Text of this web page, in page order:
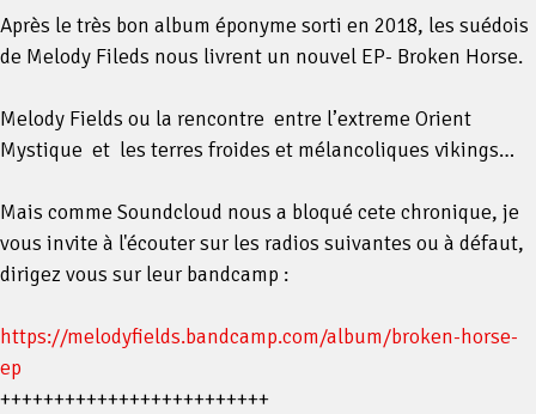
Après le très bon album éponyme sorti en 2018, les suédois
de Melody Fileds nous livrent un nouvel EP- Broken Horse.
Melody Fields ou la rencontre entre l’extreme Orient
Mystique et les terres froides et mélancoliques vikings…
Mais comme Soundcloud nous a bloqué cete chronique, je
vous invite à l'écouter sur les radios suivantes ou à défaut,
dirigez vous sur leur bandcamp :
https://melodyfields.bandcamp.com/album/broken-horse-
ep
+++++++++++++++++++++++++